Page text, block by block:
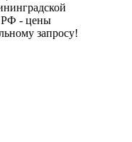
РФ - цены
запросу!